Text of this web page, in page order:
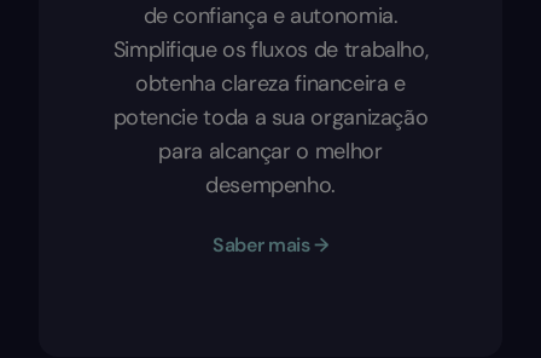
de confiança e autonomia.
Simplifique os fluxos de trabalho,
obtenha clareza financeira e
potencie toda a sua organização
para alcançar o melhor
desempenho.
Saber mais →